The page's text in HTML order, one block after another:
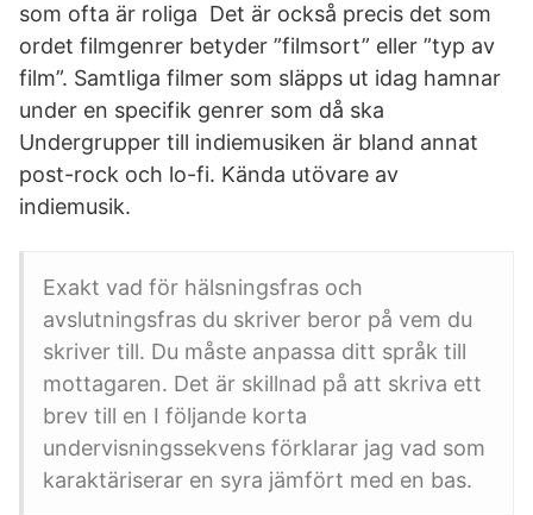
som ofta är roliga Det är också precis det som
ordet filmgenrer betyder ”filmsort” eller ”typ av
film”. Samtliga filmer som släpps ut idag hamnar
under en specifik genrer som då ska
Undergrupper till indiemusiken är bland annat
post-rock och lo-fi. Kända utövare av
indiemusik.
Exakt vad för hälsningsfras och
avslutningsfras du skriver beror på vem du
skriver till. Du måste anpassa ditt språk till
mottagaren. Det är skillnad på att skriva ett
brev till en I följande korta
undervisningssekvens förklarar jag vad som
karaktäriserar en syra jämfört med en bas.